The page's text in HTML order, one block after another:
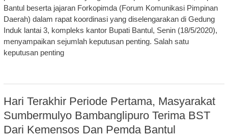
Bantul beserta jajaran Forkopimda (Forum Komunikasi Pimpinan
Daerah) dalam rapat koordinasi yang diselengarakan di Gedung
Induk lantai 3, kompleks kantor Bupati Bantul, Senin (18/5/2020),
menyampaikan sejumlah keputusan penting. Salah satu
keputusan penting
Hari Terakhir Periode Pertama, Masyarakat
Sumbermulyo Bambanglipuro Terima BST
Dari Kemensos Dan Pemda Bantul